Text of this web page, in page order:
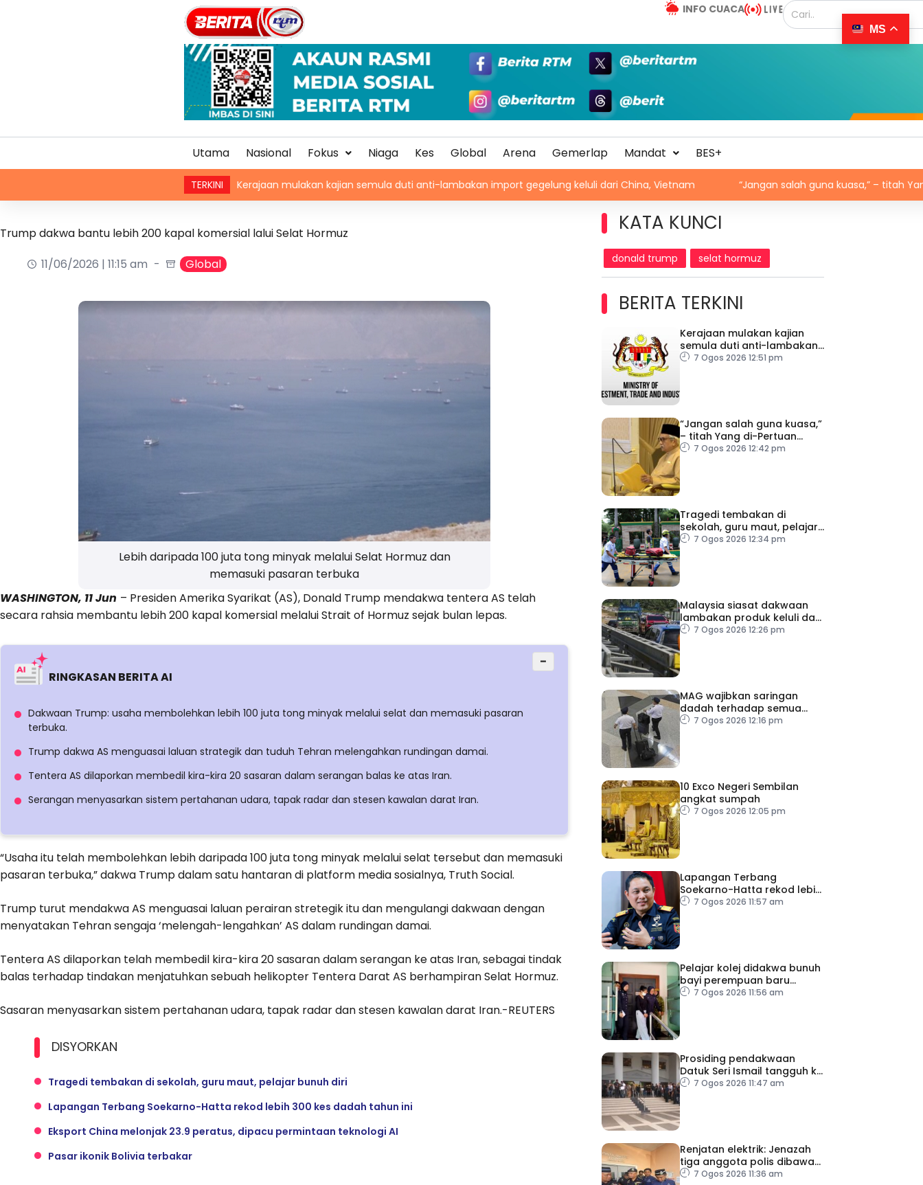
INFO CUACA
Utama Nasional Fokus Niaga Kes Global Arena Gemerlap Mandat BES+
TERKINI
Kerajaan mulakan kajian semula duti anti-lambakan import gegelung keluli dari China, Vietnam “Jangan salah guna kuasa,” – titah Yang di-Pertuan
Trump dakwa bantu lebih 200 kapal komersial lalui Selat Hormuz
11/06/2026 | 11:15 am
Global
Lebih daripada 100 juta tong minyak melalui Selat Hormuz dan
memasuki pasaran terbuka
WASHINGTON, 11 Jun – Presiden Amerika Syarikat (AS), Donald Trump mendakwa tentera AS telah
secara rahsia membantu lebih 200 kapal komersial melalui Strait of Hormuz sejak bulan lepas.
RINGKASAN BERITA AI
−
Dakwaan Trump: usaha membolehkan lebih 100 juta tong minyak melalui selat dan memasuki pasaran
terbuka.
Trump dakwa AS menguasai laluan strategik dan tuduh Tehran melengahkan rundingan damai.
Tentera AS dilaporkan membedil kira-kira 20 sasaran dalam serangan balas ke atas Iran.
Serangan menyasarkan sistem pertahanan udara, tapak radar dan stesen kawalan darat Iran.
“Usaha itu telah membolehkan lebih daripada 100 juta tong minyak melalui selat tersebut dan memasuki
pasaran terbuka,” dakwa Trump dalam satu hantaran di platform media sosialnya, Truth Social.
Trump turut mendakwa AS menguasai laluan perairan stretegik itu dan mengulangi dakwaan dengan
menyatakan Tehran sengaja ‘melengah-lengahkan’ AS dalam rundingan damai.
Tentera AS dilaporkan telah membedil kira-kira 20 sasaran dalam serangan ke atas Iran, sebagai tindak
balas terhadap tindakan menjatuhkan sebuah helikopter Tentera Darat AS berhampiran Selat Hormuz.
Sasaran menyasarkan sistem pertahanan udara, tapak radar dan stesen kawalan darat Iran.-REUTERS
DISYORKAN
Tragedi tembakan di sekolah, guru maut, pelajar bunuh diri
Lapangan Terbang Soekarno-Hatta rekod lebih 300 kes dadah tahun ini
Eksport China melonjak 23.9 peratus, dipacu permintaan teknologi AI
Pasar ikonik Bolivia terbakar
KATA KUNCI
donald trump selat hormuz
BERITA TERKINI
Kerajaan mulakan kajian
semula duti anti-lambakan
import gegelung keluli dari
7 Ogos 2026 12:51 pm
“Jangan salah guna kuasa,”
– titah Yang di-Pertuan
Besar Negeri Sembilan
7 Ogos 2026 12:42 pm
Tragedi tembakan di
sekolah, guru maut, pelajar
bunuh diri
7 Ogos 2026 12:34 pm
Malaysia siasat dakwaan
lambakan produk keluli dari
China, Taiwan dan Vietnam
7 Ogos 2026 12:26 pm
MAG wajibkan saringan
dadah terhadap semua
juruterbang
7 Ogos 2026 12:16 pm
10 Exco Negeri Sembilan
angkat sumpah
7 Ogos 2026 12:05 pm
Lapangan Terbang
Soekarno-Hatta rekod lebih
300 kes dadah tahun ini
7 Ogos 2026 11:57 am
Pelajar kolej didakwa bunuh
bayi perempuan baru
dilahirkan
7 Ogos 2026 11:56 am
Prosiding pendakwaan
Datuk Seri Ismail tangguh ke
27 Ogos, kini dirawat di IJN
7 Ogos 2026 11:47 am
Renjatan elektrik: Jenazah
tiga anggota polis dibawa
pulang selepas bedah
7 Ogos 2026 11:36 am
MS